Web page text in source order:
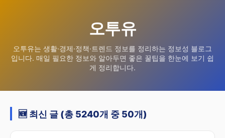
오투유
오투유는 생활·경제·정책·트렌드 정보를 정리하는 정보성 블로그
입니다. 매일 필요한 정보와 알아두면 좋은 꿀팁을 한눈에 보기 쉽
게 정리합니다.
🆕 최신 글 (총 5240개 중 50개)